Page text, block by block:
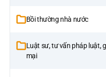
Bồi thường nhà nước
Luật sư, tư vấn pháp luật,
mại